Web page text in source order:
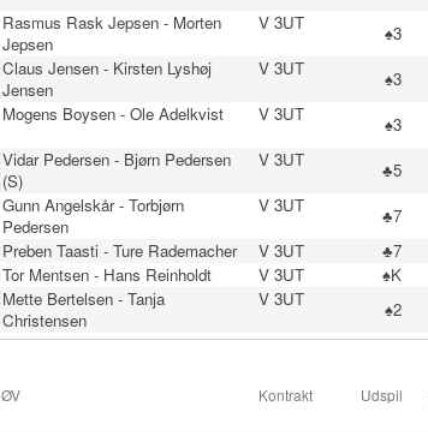
Rasmus Rask Jepsen - Morten
Jepsen
V 3UT ♠3
Claus Jensen - Kirsten Lyshøj
Jensen
V 3UT ♠3
Mogens Boysen - Ole Adelkvist V 3UT ♠3
Vidar Pedersen - Bjørn Pedersen
(S)
V 3UT ♣5
Gunn Angelskår - Torbjørn
Pedersen
V 3UT ♣7
Preben Taasti - Ture Rademacher V 3UT ♣7
Tor Mentsen - Hans Reinholdt V 3UT ♠K
Mette Bertelsen - Tanja
Christensen
V 3UT ♠2
ØV Kontrakt Udspil